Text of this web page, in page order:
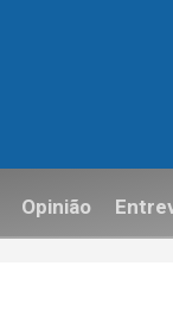
Opinião